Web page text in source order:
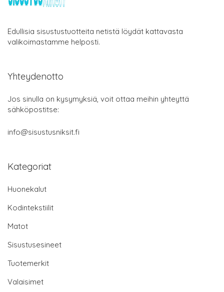
Edullisia sisustustuotteita netistä löydät kattavasta
valikoimastamme helposti.
Yhteydenotto
Jos sinulla on kysymyksiä, voit ottaa meihin yhteyttä
sähköpostitse:
info@sisustusniksit.fi
Kategoriat
Huonekalut
Kodintekstiilit
Matot
Sisustusesineet
Tuotemerkit
Valaisimet